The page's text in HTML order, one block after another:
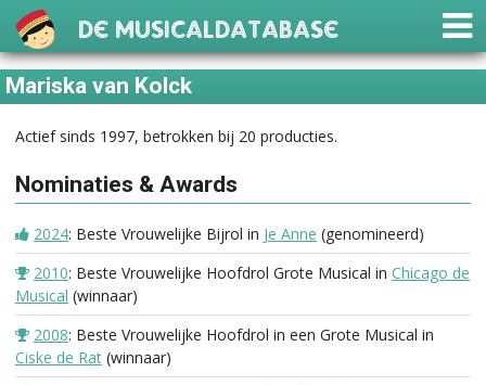
De Musicaldatabase
Mariska van Kolck
Actief sinds 1997, betrokken bij 20 producties.
Nominaties & Awards
2024: Beste Vrouwelijke Bijrol in Je Anne (genomineerd)
2010: Beste Vrouwelijke Hoofdrol Grote Musical in Chicago de
Musical (winnaar)
2008: Beste Vrouwelijke Hoofdrol in een Grote Musical in
Ciske de Rat (winnaar)